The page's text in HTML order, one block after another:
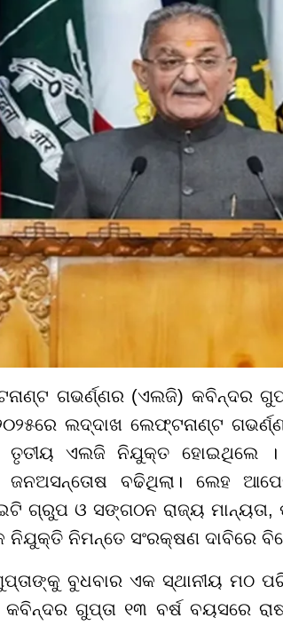
ଗଭର୍ଣ୍ଣର (ଏଲଜି) କବିନ୍ଦର
ଲଦ୍ଦାଖ ଲେଫ୍ଟନାଣ୍ଟ
ଏଲଜି ନିଯୁକ୍ତ ହୋଇଥିଲେ ।
ଜନଅସନ୍ତୋଷ ବଢିଥିଲା। ଲେହ
ଗ୍ରୁପ ଓ ସଙ୍ଗଠନ ରାଜ୍ୟ ମାନ୍ୟତା,
ନିଯୁକ୍ତି ନିମନ୍ତେ ସଂରକ୍ଷଣ ଦାବିରେ
ବୁଧବାର ଏକ ସ୍ଥାନୀୟ ମଠ
କବିନ୍ଦର ଗୁପ୍ତା ୧୩ ବର୍ଷ ବୟସରେ